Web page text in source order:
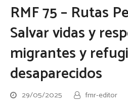
RMF 75 – Rutas
Salvar vidas y
migrantes y
desaparecidos
29/05/2025 fmr-editor